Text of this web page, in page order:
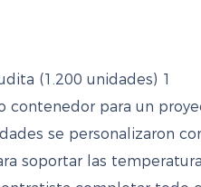
contenedor para un
se personalizaron
soportar las